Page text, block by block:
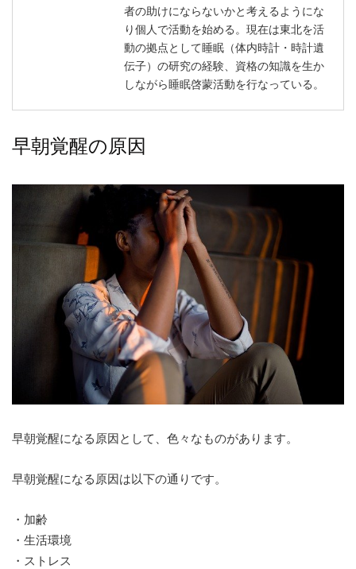
者の助けにならないかと考えるようにな
り個人で活動を始める。現在は東北を活
動の拠点として睡眠（体内時計・時計遺
伝子）の研究の経験、資格の知識を生か
しながら睡眠啓蒙活動を行なっている。
早朝覚醒の原因
早朝覚醒になる原因として、色々なものがあります。
早朝覚醒になる原因は以下の通りです。
・加齢
・生活環境
・ストレス